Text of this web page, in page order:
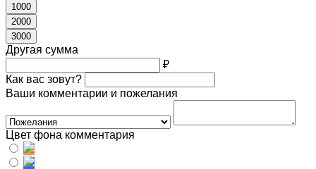
1000
2000
3000
Другая сумма
₽
Как вас зовут?
Ваши комментарии и пожелания
Цвет фона комментария